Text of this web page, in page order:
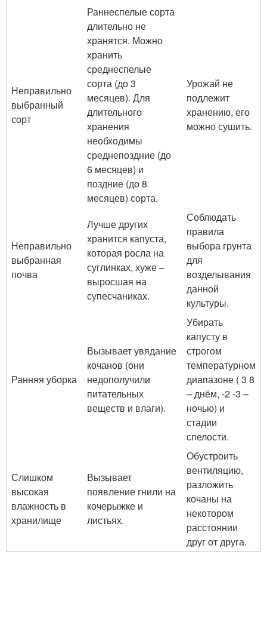
Неправильно
выбранный
сорт
Раннеспелые сорта
длительно не
хранятся. Можно
хранить
среднеспелые
сорта (до 3
месяцев). Для
длительного
хранения
необходимы
среднепоздние (до
6 месяцев) и
поздние (до 8
месяцев) сорта.
Урожай не
подлежит
хранению, его
можно сушить.
Неправильно
выбранная
почва
Лучше других
хранится капуста,
которая росла на
суглинках, хуже –
выросшая на
супесчаниках.
Соблюдать
правила
выбора грунта
для
возделывания
данной
культуры.
Ранняя уборка
Вызывает увядание
кочанов (они
недополучили
питательных
веществ и влаги).
Убирать
капусту в
строгом
температурном
диапазоне ( 3 8
– днём, -2 -3 –
ночью) и
стадии
спелости.
Слишком
высокая
влажность в
хранилище
Вызывает
появление гнили на
кочерыжке и
листьях.
Обустроить
вентиляцию,
разложить
кочаны на
некотором
расстоянии
друг от друга.